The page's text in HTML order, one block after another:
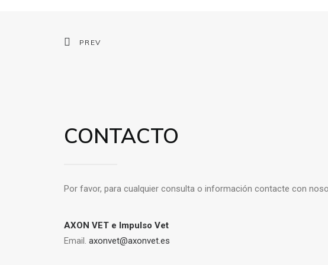
PREV
CONTACTO
Por favor, para cualquier consulta o información contacte con
AXON VET e Impulso Vet
Email. axonvet@axonvet.es